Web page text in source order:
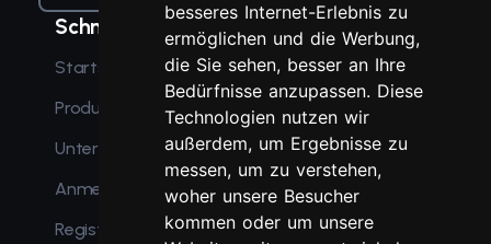
besseres Internet-Erlebnis zu
ermöglichen und die Werbung,
die Sie sehen, besser an Ihre
Bedürfnisse anzupassen. Diese
Technologien nutzen wir
außerdem, um Ergebnisse zu
messen, um zu verstehen,
woher unsere Besucher
kommen oder um unsere
Schnelle Links
Startseite
Produkte
Unterstützt
Anmeldung
Registrieren